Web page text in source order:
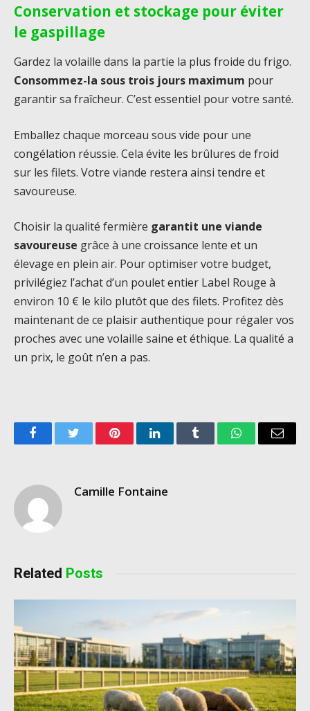
Conservation et stockage pour éviter
le gaspillage
Gardez la volaille dans la partie la plus froide du frigo.
Consommez-la sous trois jours maximum pour
garantir sa fraîcheur. C’est essentiel pour votre santé.
Emballez chaque morceau sous vide pour une
congélation réussie. Cela évite les brûlures de froid
sur les filets. Votre viande restera ainsi tendre et
savoureuse.
Choisir la qualité fermière garantit une viande
savoureuse grâce à une croissance lente et un
élevage en plein air. Pour optimiser votre budget,
privilégiez l’achat d’un poulet entier Label Rouge à
environ 10 € le kilo plutôt que des filets. Profitez dès
maintenant de ce plaisir authentique pour régaler vos
proches avec une volaille saine et éthique. La qualité a
un prix, le goût n’en a pas.
FacebookTwitter PinterestLinkedInTumblr WhatsAppEmail
Camille Fontaine
Related Posts